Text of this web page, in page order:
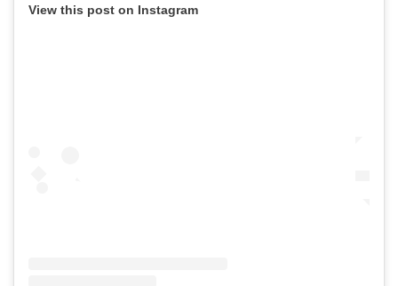
View this post on Instagram